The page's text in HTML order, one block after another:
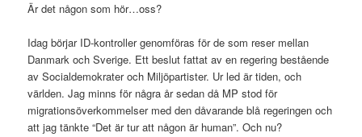
Är det någon som hör…oss?
Idag börjar ID-kontroller genomföras för de som reser mellan
Danmark och Sverige. Ett beslut fattat av en regering bestående
av Socialdemokrater och Miljöpartister. Ur led är tiden, och
världen. Jag minns för några år sedan då MP stod för
migrationsöverkommelser med den dåvarande blå regeringen och
att jag tänkte “Det är tur att någon är human”. Och nu?